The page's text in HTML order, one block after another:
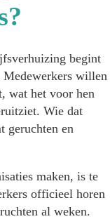
begint
willen
wat het voor hen
Wie dat
geruchten en
maken, is te
officieel horen
al weken.